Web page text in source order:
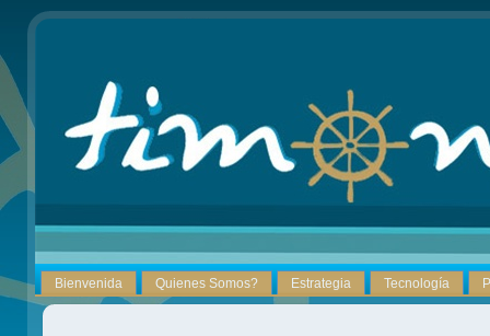
Bienvenida Quienes Somos? Estrategia Tecnología